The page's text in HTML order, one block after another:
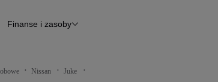
Raport z inspekcji
Finanse i zasoby
Nissan Juke